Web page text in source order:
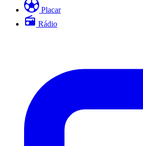
Placar
Rádio